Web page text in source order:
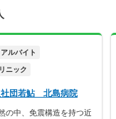
ルバイト
ニック
社団若鮎 北島病院
の中、免震構造を持つ近